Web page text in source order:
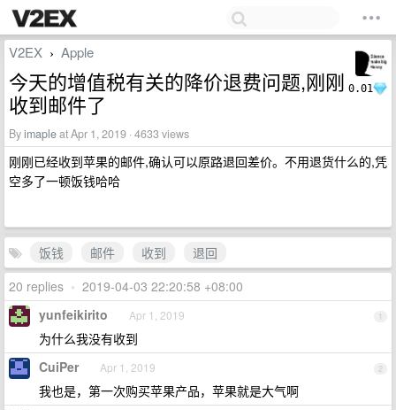
0.01
V2EX › Apple
今天的增值税有关的降价退费问题,刚刚
收到邮件了
Byimapleat Apr 1, 2019 · 4633 views
刚刚已经收到苹果的邮件,确认可以原路退回差价。不用退货什么的,凭
空多了一顿饭钱哈哈
饭钱 邮件 收到
退回
20 replies • 2019-04-03 22:20:58 +08:00
1
yunfeikirito Apr 1, 2019
为什么我没有收到
2
CuiPer Apr 1, 2019
我也是，第一次购买苹果产品，苹果就是大气啊